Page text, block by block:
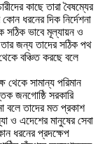
কাছে তারা বৈষম্যের
ধরনের দিক নির্দেশনা
সঠিক ভাবে মূল্যায়ন ও
তার জন্য তাদের সঠিক পথ
বঞ্চিত করছে বলে
থেকে সামান্য পরিমান
জনগোষ্ঠি সরকারি
বলে তাদের মত প্রকাশ
ও এদেশের মানুষের সেবা
ধরনের প্রদক্ষেপ